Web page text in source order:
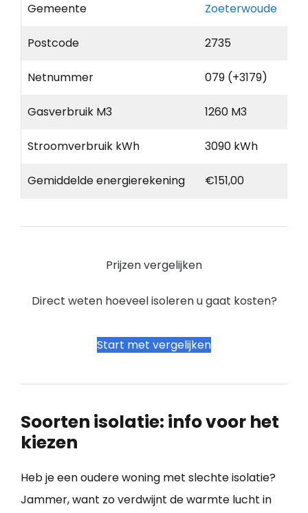
Gemeente Zoeterwoude
Postcode 2735
Netnummer 079 (+3179)
Gasverbruik M3 1260 M3
Stroomverbruik kWh 3090 kWh
Gemiddelde energierekening €151,00
Prijzen vergelijken
Direct weten hoeveel isoleren u gaat kosten?
Start met vergelijken
Soorten isolatie: info voor het
kiezen
Heb je een oudere woning met slechte isolatie?
Jammer, want zo verdwijnt de warmte lucht in